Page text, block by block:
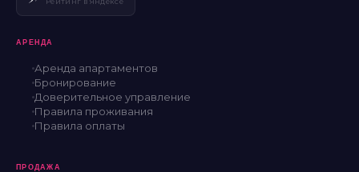
АРЕНДА
Аренда апартаментов
Бронирование
Доверительное управление
Правила проживания
Правила оплаты
ПРОДАЖА